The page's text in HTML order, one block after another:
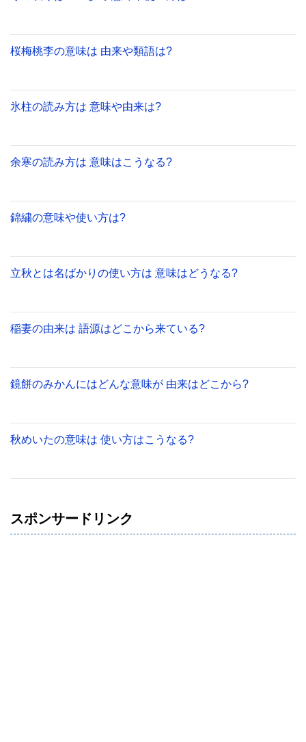
桜梅桃李の意味は 由来や類語は?
氷柱の読み方は 意味や由来は?
余寒の読み方は 意味はこうなる?
錦繍の意味や使い方は?
立秋とは名ばかりの使い方は 意味はどうなる?
稲妻の由来は 語源はどこから来ている?
鏡餅のみかんにはどんな意味が 由来はどこから?
秋めいたの意味は 使い方はこうなる?
スポンサードリンク